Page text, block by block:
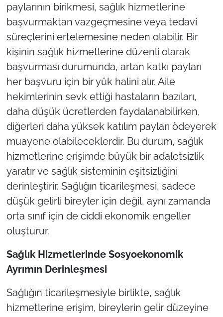
paylarının birikmesi, sağlık hizmetlerine
başvurmaktan vazgeçmesine veya tedavi
süreçlerini ertelemesine neden olabilir. Bir
kişinin sağlık hizmetlerine düzenli olarak
başvurması durumunda, artan katkı payları
her başvuru için bir yük halini alır. Aile
hekimlerinin sevk ettiği hastaların bazıları,
daha düşük ücretlerden faydalanabilirken,
diğerleri daha yüksek katılım payları ödeyerek
muayene olabileceklerdir. Bu durum, sağlık
hizmetlerine erişimde büyük bir adaletsizlik
yaratır ve sağlık sisteminin eşitsizliğini
derinleştirir. Sağlığın ticarileşmesi, sadece
düşük gelirli bireyler için değil, aynı zamanda
orta sınıf için de ciddi ekonomik engeller
oluşturur.
Sağlık Hizmetlerinde Sosyoekonomik
Ayrımın Derinleşmesi
Sağlığın ticarileşmesiyle birlikte, sağlık
hizmetlerine erişim, bireylerin gelir düzeyine